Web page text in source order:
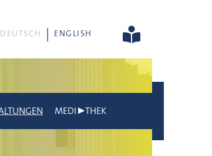
DEUTSCH ENGLISH
MEDI▶THEK